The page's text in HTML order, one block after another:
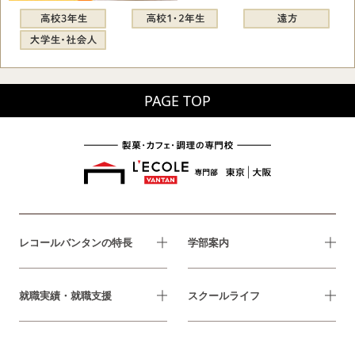
PAGE TOP
レコールバンタンの特長 学部案内
就職実績・就職支援 スクールライフ